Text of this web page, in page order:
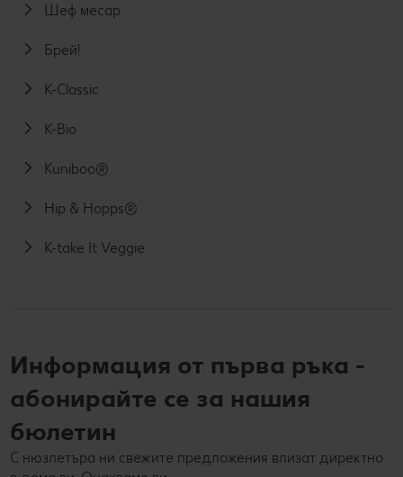
Шеф месар
Брей!
K-Classic
K-Bio
Kuniboo®
Hip & Hopps®
K-take It Veggie
Информация от първа ръка -
абонирайте се за нашия
бюлетин
С нюзлетъра ни свежите предложения влизат директно